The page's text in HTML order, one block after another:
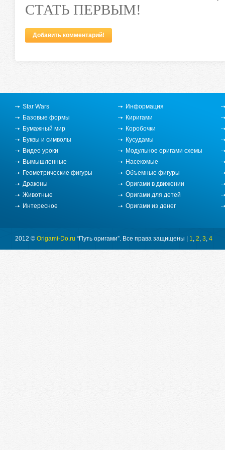
Туры в Португалии
СТАТЬ ПЕРВЫМ!
Добавить комментарий!
Star Wars
Базовые формы
Бумажный мир
Буквы и символы
Видео уроки
Вымышленные
Геометрические фигуры
Драконы
Животные
Интересное
Информация
Киригами
Коробочки
Кусудамы
Модульное оригами схемы
Насекомые
Объемные фигуры
Оригами в движении
Оригами для детей
Оригами из денег
2012 © Origami-Do.ru “Путь оригами”. Все права защищены | 1, 2, 3, 4